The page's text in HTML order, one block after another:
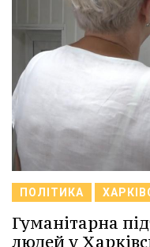
ПОЛІТИКА
Гуманітарна
людей у